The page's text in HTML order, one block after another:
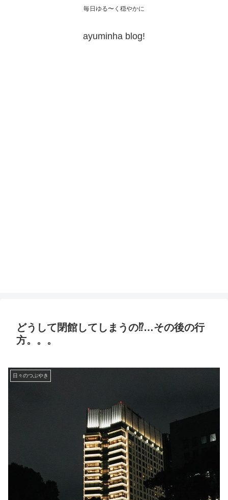
毎日ゆる〜く穏やかに
ayuminha blog!
どうして閉館してしまうの⁉︎…その後の行
方。。。
日々のつぶやき